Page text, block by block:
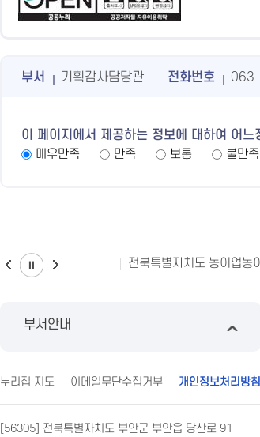
부서 기획감사담당관 전화번호
이 페이지에서 제공하는 정보에 대하여 어느
매우만족
만족 보통 불만족
전북특별자치도 농어업농
부서안내
누리집 지도 이메일무단수집거부 개인정보처리방침
[56305] 전북특별자치도 부안군 부안읍 당산로 91